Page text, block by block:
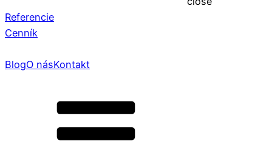
Referencie
Cenník
BlogO násKontakt